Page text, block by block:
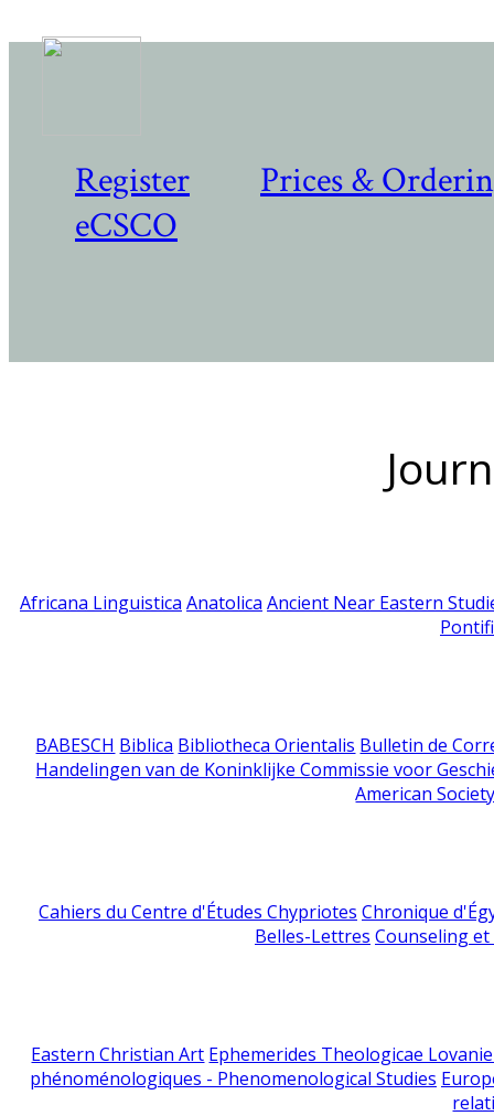
Register
Prices &
eCSCO
Africana Linguistica Anatolica Ancient Near Eastern
BABESCH Biblica Bibliotheca Orientalis Bulletin de
Handelingen van de Koninklijke Commissie voor
American
Cahiers du Centre d'Études Chypriotes Chronique
Belles-Lettres Counseling
Eastern Christian Art Ephemerides Theologicae
phénoménologiques - Phenomenological Studies